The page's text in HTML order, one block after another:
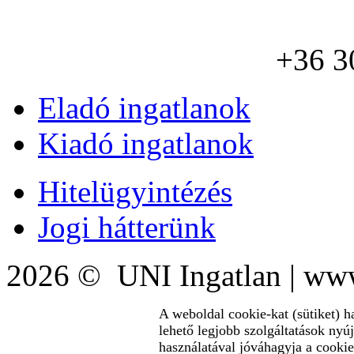
+36
Eladó ingatlanok
Kiadó ingatlanok
Hitelügyintézés
Jogi hátterünk
2026 © UNI Ingatlan |
A weboldal cookie-kat (sütiket)
lehető legjobb szolgáltatások
használatával jóváhagyja a